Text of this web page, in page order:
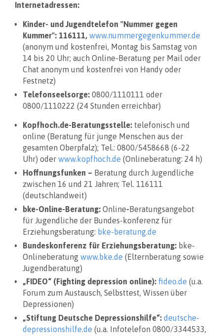
Internetadressen:
Kinder- und Jugendtelefon "Nummer gegen
Kummer": 116111, www.nummergegenkummer.de
(anonym und kostenfrei, Montag bis Samstag von
14 bis 20 Uhr; auch Online-Beratung per Mail oder
Chat anonym und kostenfrei von Handy oder
Festnetz)
Telefonseelsorge: 0800/1110111 oder
0800/1110222 (24 Stunden erreichbar)
Kopfhoch.de-Beratungsstelle: telefonisch und
online (Beratung für junge Menschen aus der
gesamten Oberpfalz); Tel.: 0800/5458668 (6-22
Uhr) oder www.kopfhoch.de (Onlineberatung: 24 h)
Hoffnungsfunken – Beratung durch Jugendliche
zwischen 16 und 21 Jahren; Tel. 116111
(deutschlandweit)
bke-Online-Beratung: Online-Beratungsangebot
für Jugendliche der Bundes-konferenz für
Erziehungsberatung: bke-beratung.de
Bundeskonferenz für Erziehungsberatung: bke-
Onlineberatung www.bke.de (Elternberatung sowie
Jugendberatung)
„FIDEO“ (Fighting depression online): fideo.de (u.a.
Forum zum Austausch, Selbsttest, Wissen über
Depressionen)
„Stiftung Deutsche Depressionshilfe“: deutsche-
depressionshilfe.de (u.a. Infotelefon 0800/3344533,